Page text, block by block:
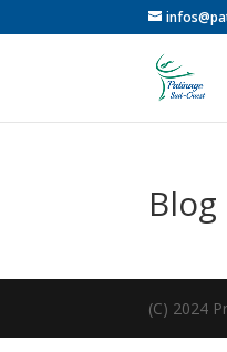
Blog
(C) 2024